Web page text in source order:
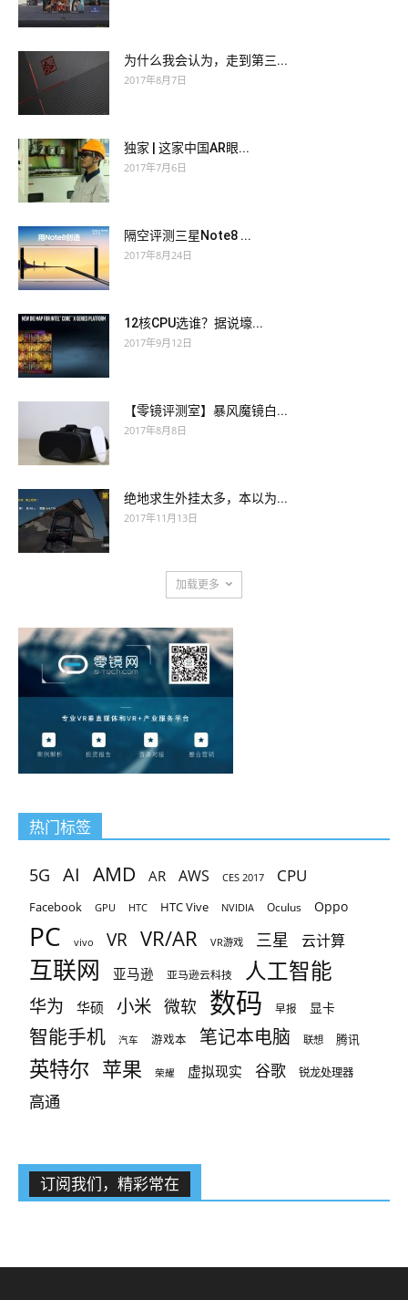
为什么我会认为，走到第三...
2017年8月7日
独家 | 这家中国AR眼...
2017年7月6日
隔空评测三星Note8 ...
2017年8月24日
12核CPU选谁？据说壕...
2017年9月12日
【零镜评测室】暴风魔镜白...
2017年8月8日
绝地求生外挂太多，本以为...
2017年11月13日
加载更多
热门标签
5G AI AMD AR AWS CES 2017 CPU
Facebook GPU HTC HTC Vive NVIDIA Oculus Oppo
PC vivo VR VR/AR VR游戏 三星 云计算
互联网 亚马逊 亚马逊云科技 人工智能
华为 华硕 小米 微软 数码 早报 显卡
智能手机 汽车 游戏本 笔记本电脑 联想 腾讯
英特尔 苹果 荣耀 虚拟现实 谷歌 锐龙处理器
高通
订阅我们，精彩常在